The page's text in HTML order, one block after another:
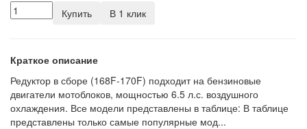
Купить В 1 клик
Краткое описание
Редуктор в сборе (168F-170F) подходит на бензиновые
двигатели мотоблоков, мощностью 6.5 л.с. воздушного
охлаждения. Все модели представлены в таблице: В таблице
представлены только самые популярные мод...